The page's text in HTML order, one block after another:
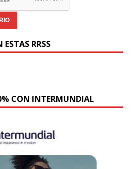
RRSS
CON INTERMUNDIAL